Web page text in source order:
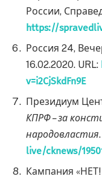
России,
https://
Россия 24,
16.02.2020. URL:
v=i2CjSkdFn9E
Президиум
КПРФ – за
народовластия
live/cknews/
Кампания